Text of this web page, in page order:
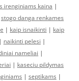
irenginiams kaina |
stogo danga renkames
| kaip isnaikinti | kaip
| naikinti pelesi |
nameliai |
| kaseciu pildymas
| septikams |